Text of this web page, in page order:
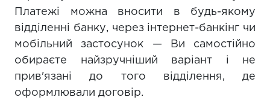
Платежі можна вносити в будь-якому
відділенні банку, через інтернет-банкінг чи
мобільний застосунок — Ви самостійно
обираєте найзручніший варіант і не
прив'язані до того відділення, де
оформлювали договір.